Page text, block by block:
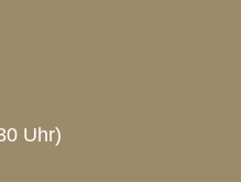
Uhr)